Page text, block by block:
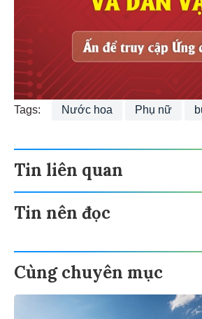
Tags: Nước hoa Phụ nữ
Tin liên quan
Tin nên đọc
Cùng chuyên mục